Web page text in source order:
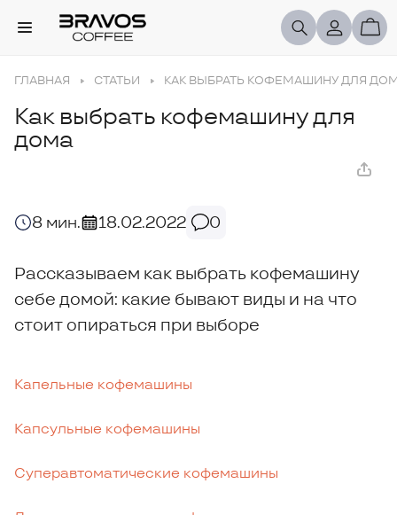
ГЛАВНАЯ СТАТЬИ КАК ВЫБРАТЬ КОФЕМАШИНУ ДЛЯ
Как выбрать кофемашину для
дома
8 мин. 18.02.2022 0
Рассказываем как выбрать кофемашину
себе домой: какие бывают виды и на что
стоит опираться при выборе
Капельные кофемашины
Капсульные кофемашины
Суперавтоматические кофемашины